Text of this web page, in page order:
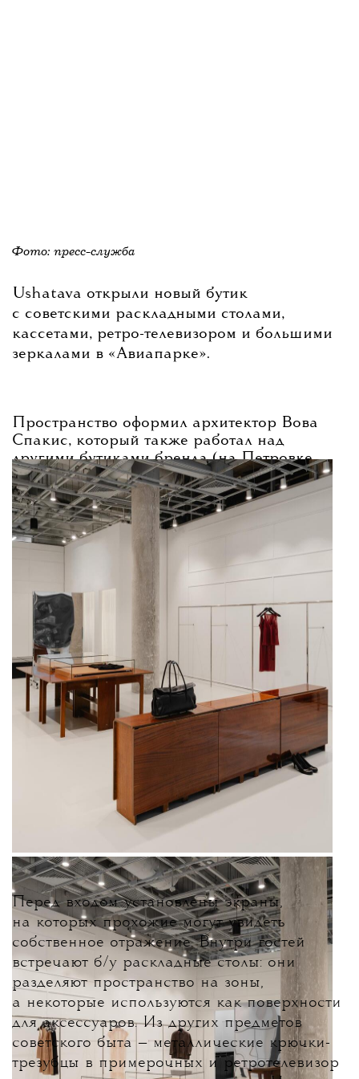
Фото: пресс-служба
Ushatava открыли новый бутик
с советскими раскладными столами,
кассетами, ретро-телевизором и большими
зеркалами в «Авиапарке».
Пространство оформил архитектор Вова
Спакис, который также работал над
другими бутиками бренда (на Петровке,
в «Афимолле» и петербургской «Галерее»).
В новом пространстве представят линейку
одежды-конструктора Garderobe.
Перед входом установлены экраны,
на которых прохожие могут увидеть
собственное отражение. Внутри гостей
встречают б/у раскладные столы: они
разделяют пространство на зоны,
а некоторые используются как поверхности
для аксессуаров. Из других предметов
советского быта — металлические крючки-
трезубцы в примерочных и ретротелевизор